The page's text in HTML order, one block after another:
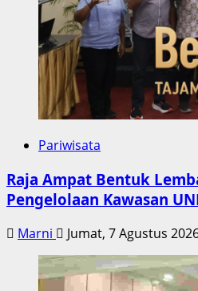
Pariwisata
Raja Ampat Bentuk
Pengelolaan Kawasan
Marni Jumat, 7 Agustus